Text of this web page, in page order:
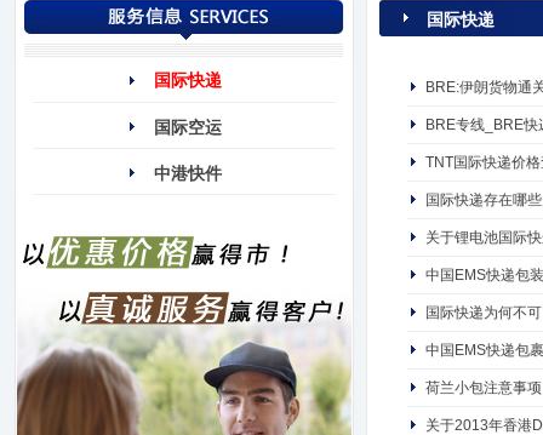
国际快递
国际空运
中港快件
国际快递
BRE:伊朗货物通
BRE专线_BRE快
TNT国际快递价
国际快递存在哪
关于锂电池国际
中国EMS快递包
国际快递为何不
中国EMS快递包
荷兰小包注意事项
关于2013年香港